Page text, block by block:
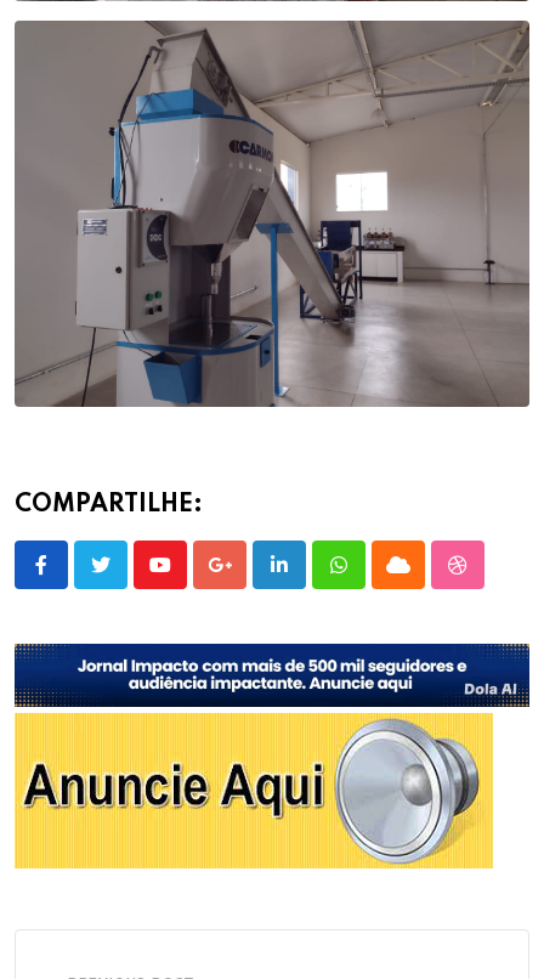
COMPARTILHE:
YoutubeGoogle+LinkedInWhatsappCloud